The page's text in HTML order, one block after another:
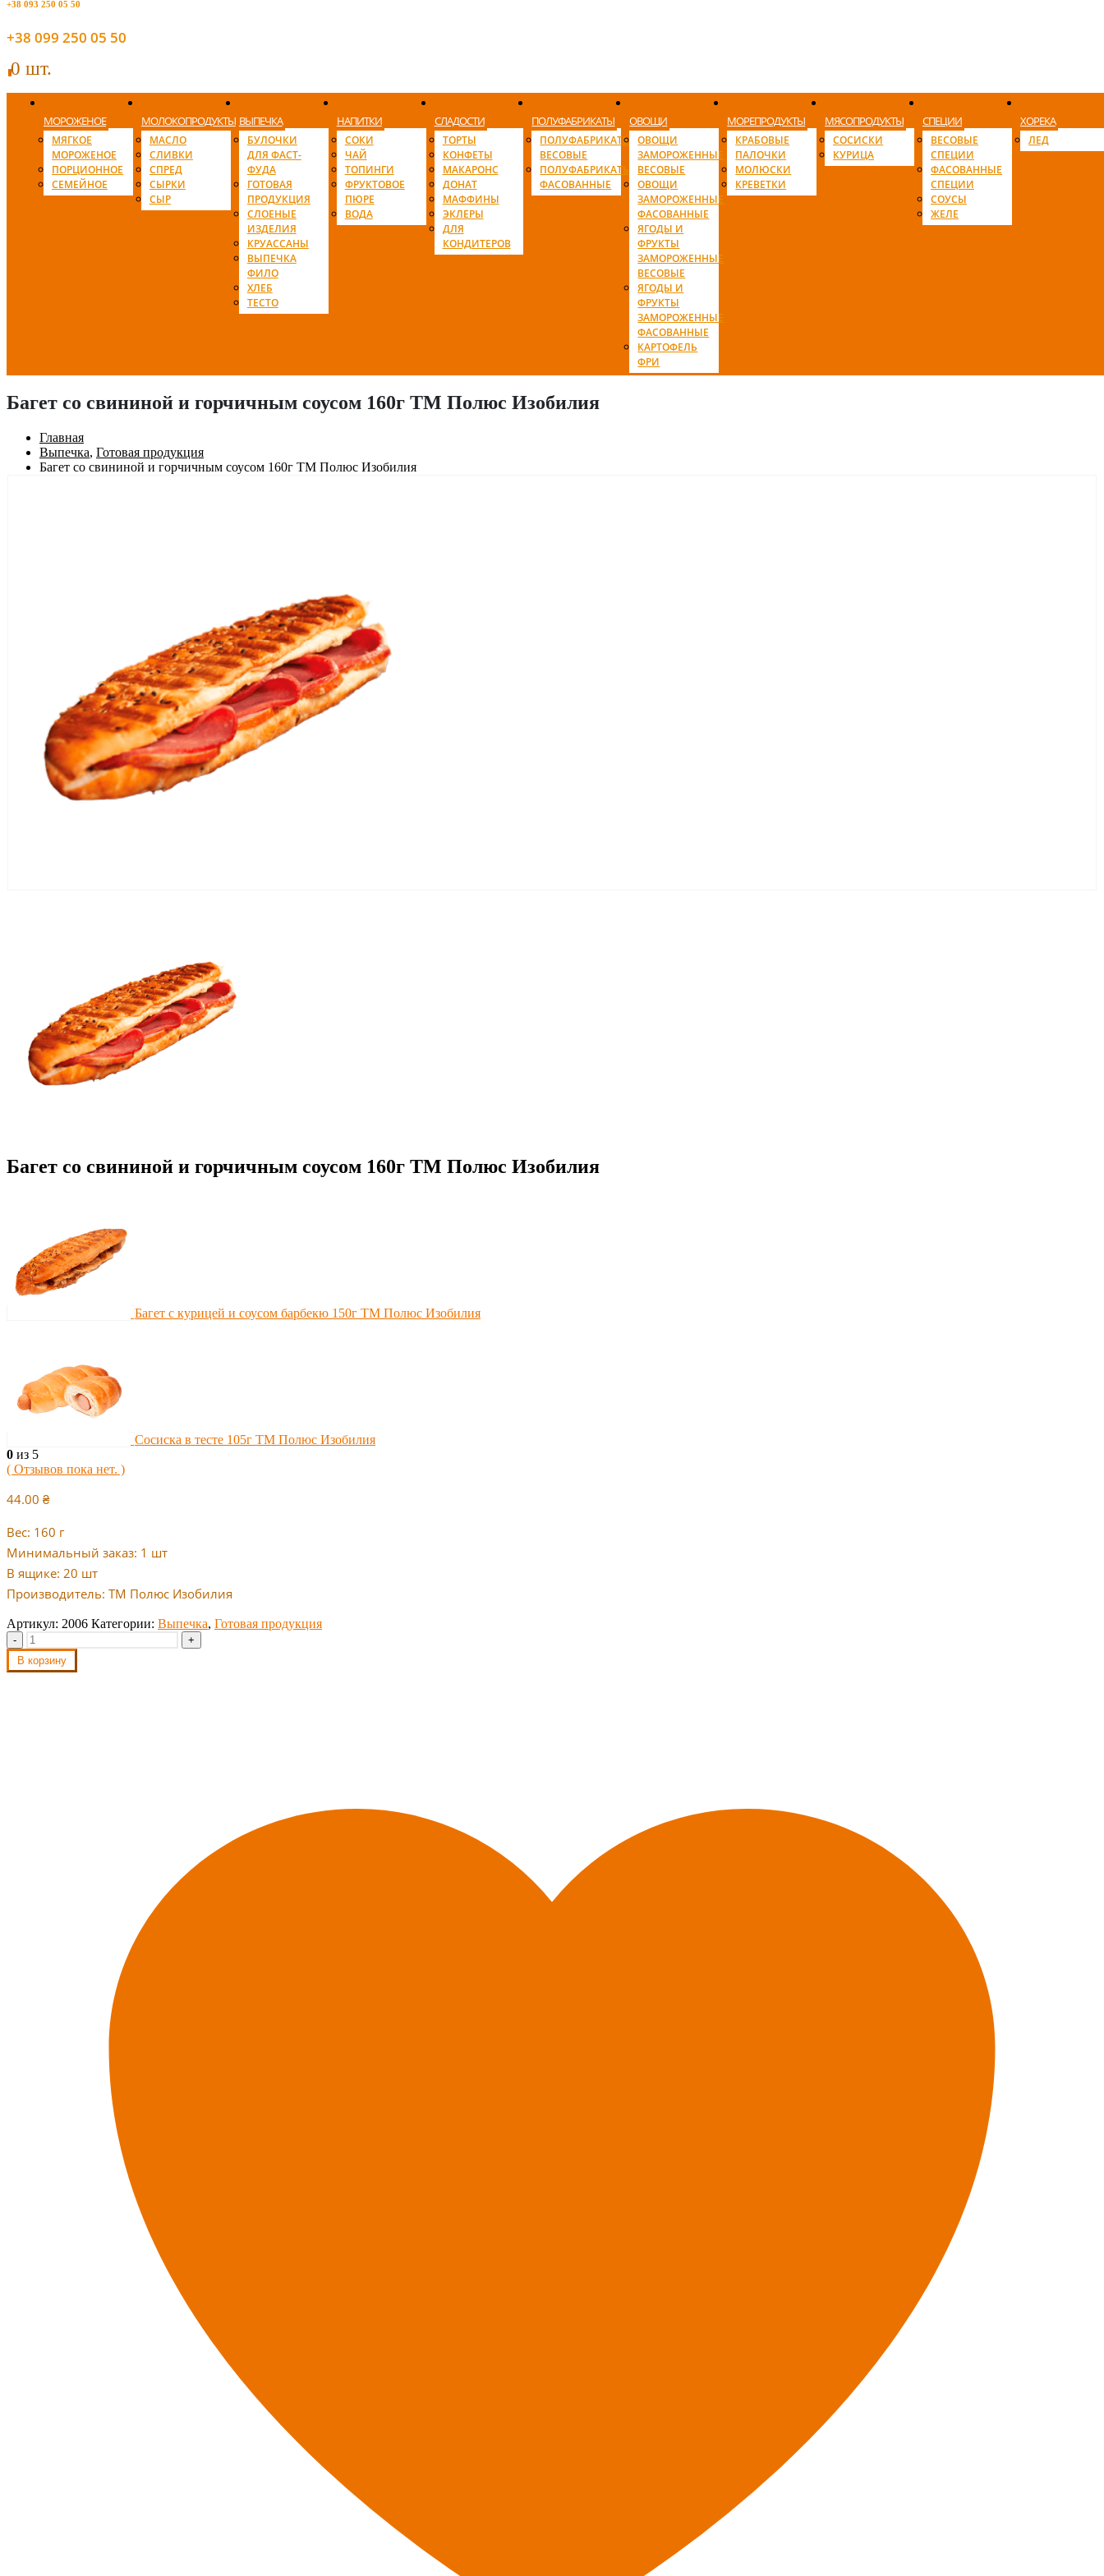
+38 093 250 05 50
+38 099 250 05 50
00 шт.
МОРОЖЕНОЕ
МЯГКОЕ
МОРОЖЕНОЕ
ПОРЦИОННОЕ
СЕМЕЙНОЕ
МОЛОКОПРОДУКТЫ
МАСЛО
СЛИВКИ
СПРЕД
СЫРКИ
СЫР
ВЫПЕЧКА
БУЛОЧКИ
ДЛЯ ФАСТ-
ФУДА
ГОТОВАЯ
ПРОДУКЦИЯ
СЛОЕНЫЕ
ИЗДЕЛИЯ
КРУАССАНЫ
ВЫПЕЧКА
ФИЛО
ХЛЕБ
ТЕСТО
НАПИТКИ
СОКИ
ЧАЙ
ТОПИНГИ
ФРУКТОВОЕ
ПЮРЕ
ВОДА
СЛАДОСТИ
ТОРТЫ
КОНФЕТЫ
МАКАРОНС
ДОНАТ
МАФФИНЫ
ЭКЛЕРЫ
ДЛЯ
КОНДИТЕРОВ
ПОЛУФАБРИКАТЫ
ПОЛУФАБРИКАТЫ
ВЕСОВЫЕ
ПОЛУФАБРИКАТЫ
ФАСОВАННЫЕ
ОВОЩИ
ОВОЩИ
ЗАМОРОЖЕННЫЕ
ВЕСОВЫЕ
ОВОЩИ
ЗАМОРОЖЕННЫЕ
ФАСОВАННЫЕ
ЯГОДЫ И
ФРУКТЫ
ЗАМОРОЖЕННЫЕ
ВЕСОВЫЕ
ЯГОДЫ И
ФРУКТЫ
ЗАМОРОЖЕННЫЕ
ФАСОВАННЫЕ
КАРТОФЕЛЬ
ФРИ
МОРЕПРОДУКТЫ
КРАБОВЫЕ
ПАЛОЧКИ
МОЛЮСКИ
КРЕВЕТКИ
МЯСОПРОДУКТЫ
СОСИСКИ
КУРИЦА
СПЕЦИИ
ВЕСОВЫЕ
СПЕЦИИ
ФАСОВАННЫЕ
СПЕЦИИ
СОУСЫ
ЖЕЛЕ
ХОРЕКА
ЛЕД
Багет со свининой и горчичным соусом 160г ТМ Полюс Изобилия
Главная
Выпечка, Готовая продукция
Багет со свининой и горчичным соусом 160г ТМ Полюс Изобилия
Багет со свининой и горчичным соусом 160г ТМ Полюс Изобилия
Багет с курицей и соусом барбекю 150г ТМ Полюс Изобилия
Сосиска в тесте 105г ТМ Полюс Изобилия
0 из 5
( Отзывов пока нет. )
44.00 ₴
Вес: 160 г
Минимальный заказ: 1 шт
В ящике: 20 шт
Производитель: ТМ Полюс Изобилия
Артикул: 2006 Категории: Выпечка, Готовая продукция
-
+
В корзину